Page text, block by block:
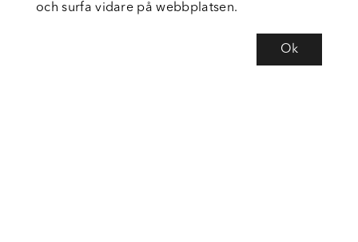
och surfa vidare på webbplatsen.
Ok